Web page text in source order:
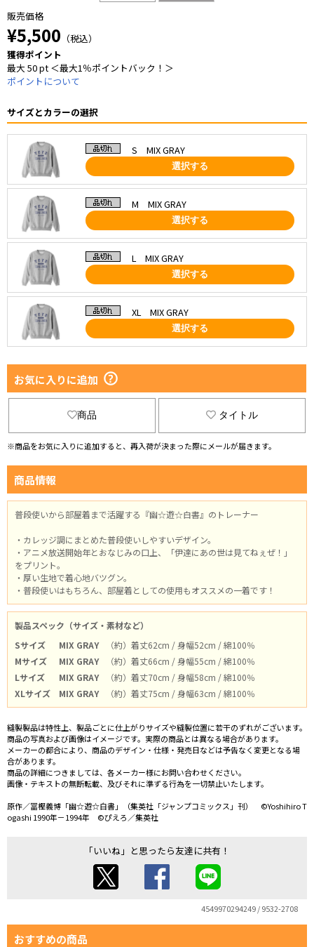
販売価格
¥5,500 （税込）
獲得ポイント
最大 50 pt ＜最大1％ポイントバック！＞
ポイントについて
サイズとカラーの選択
S MIX GRAY
選択する
M MIX GRAY
選択する
L MIX GRAY
選択する
XL MIX GRAY
選択する
お気に入りに追加
商品 タイトル
※商品をお気に入りに追加すると、再入荷が決まった際にメールが届きます。
商品情報
普段使いから部屋着まで活躍する『幽☆遊☆白書』のトレーナー
・カレッジ調にまとめた普段使いしやすいデザイン。
・アニメ放送開始年とおなじみの口上、「伊達にあの世は見てねぇぜ！」
をプリント。
・厚い生地で着心地バツグン。
・普段使いはもちろん、部屋着としての使用もオススメの一着です！
製品スペック（サイズ・素材など）
Sサイズ
MIX GRAY
（約）着丈62cm / 身幅52cm / 綿100％
Mサイズ
MIX GRAY
（約）着丈66cm / 身幅55cm / 綿100％
Lサイズ
MIX GRAY
（約）着丈70cm / 身幅58cm / 綿100％
XLサイズ
MIX GRAY （約）着丈75cm / 身幅63cm / 綿100％
縫製製品は特性上、製品ごとに仕上がりサイズや縫製位置に若干のずれがございます。
商品の写真および画像はイメージです。実際の商品とは異なる場合があります。
メーカーの都合により、商品のデザイン・仕様・発売日などは予告なく変更となる場
合があります。
商品の詳細につきましては、各メーカー様にお問い合わせください。
画像・テキストの無断転載、及びそれに準ずる行為を一切禁止いたします。
原作／冨樫義博「幽☆遊☆白書」（集英社「ジャンプコミックス」刊） ©Yoshihiro T
ogashi 1990年－1994年 ©ぴえろ／集英社
「いいね」と思ったら友達に共有！
4549970294249 / 9532-2708
おすすめの商品